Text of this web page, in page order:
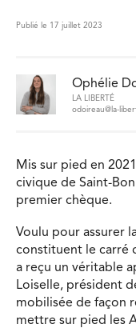
Publié le 17 juillet 2023
Ophélie
LA LIBERTÉ
odoireau@la-
Mis sur pied en
civique de Saint-
premier chèque.
Voulu pour assurer
constituent le carré
a reçu un véritable
Loiselle, président
mobilisée de façon
mettre sur pied les